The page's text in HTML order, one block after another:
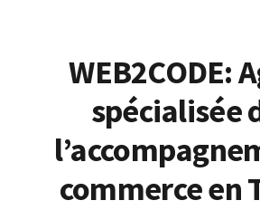
WEB2CODE:
spécialisée
commerce en